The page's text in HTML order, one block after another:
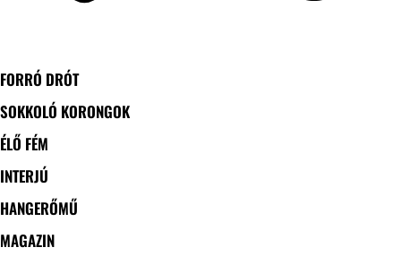
FORRÓ DRÓT
SOKKOLÓ KORONGOK
ÉLŐ FÉM
INTERJÚ
HANGERŐMŰ
MAGAZIN